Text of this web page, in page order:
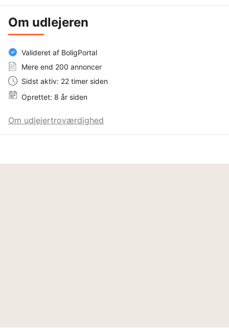
Om udlejeren
Valideret af BoligPortal
Mere end 200 annoncer
Sidst aktiv: 22 timer siden
Oprettet: 8 år siden
Om udlejertroværdighed